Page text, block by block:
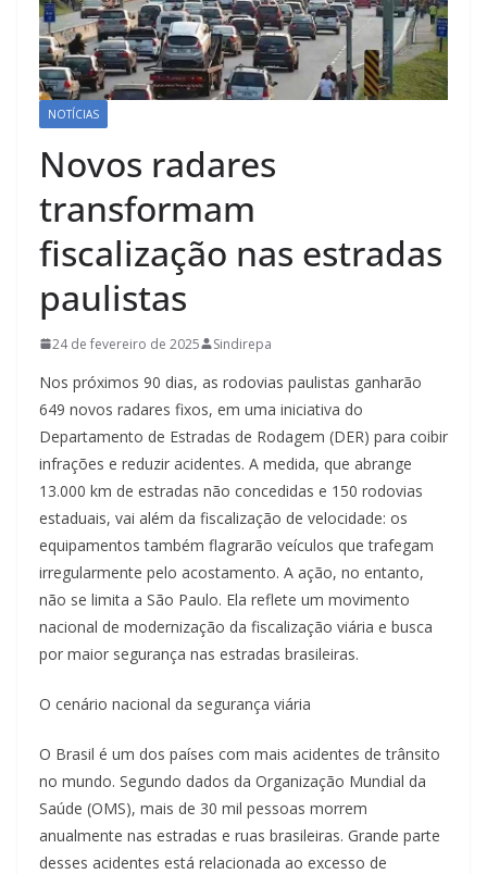
NOTÍCIAS
Novos radares
transformam
fiscalização nas estradas
paulistas
24 de fevereiro de 2025 Sindirepa
Nos próximos 90 dias, as rodovias paulistas ganharão
649 novos radares fixos, em uma iniciativa do
Departamento de Estradas de Rodagem (DER) para coibir
infrações e reduzir acidentes. A medida, que abrange
13.000 km de estradas não concedidas e 150 rodovias
estaduais, vai além da fiscalização de velocidade: os
equipamentos também flagrarão veículos que trafegam
irregularmente pelo acostamento. A ação, no entanto,
não se limita a São Paulo. Ela reflete um movimento
nacional de modernização da fiscalização viária e busca
por maior segurança nas estradas brasileiras.
O cenário nacional da segurança viária
O Brasil é um dos países com mais acidentes de trânsito
no mundo. Segundo dados da Organização Mundial da
Saúde (OMS), mais de 30 mil pessoas morrem
anualmente nas estradas e ruas brasileiras. Grande parte
desses acidentes está relacionada ao excesso de